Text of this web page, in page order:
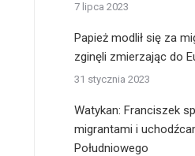
7 lipca 2023
Papież modlił się za
zginęli zmierzając do
31 stycznia 2023
Watykan: Franciszek
migrantami i
Południowego